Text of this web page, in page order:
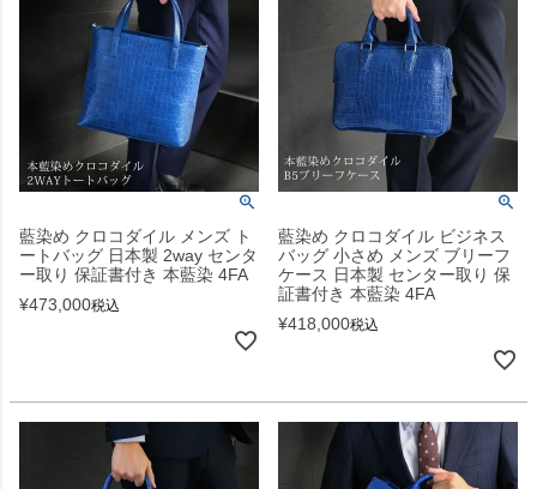
藍染め クロコダイル メンズ ト
ートバッグ 日本製 2way センタ
ー取り 保証書付き 本藍染 4FA
¥473,000税込
藍染め クロコダイル ビジネス
バッグ 小さめ メンズ ブリーフ
ケース 日本製 センター取り 保
証書付き 本藍染 4FA
¥418,000税込